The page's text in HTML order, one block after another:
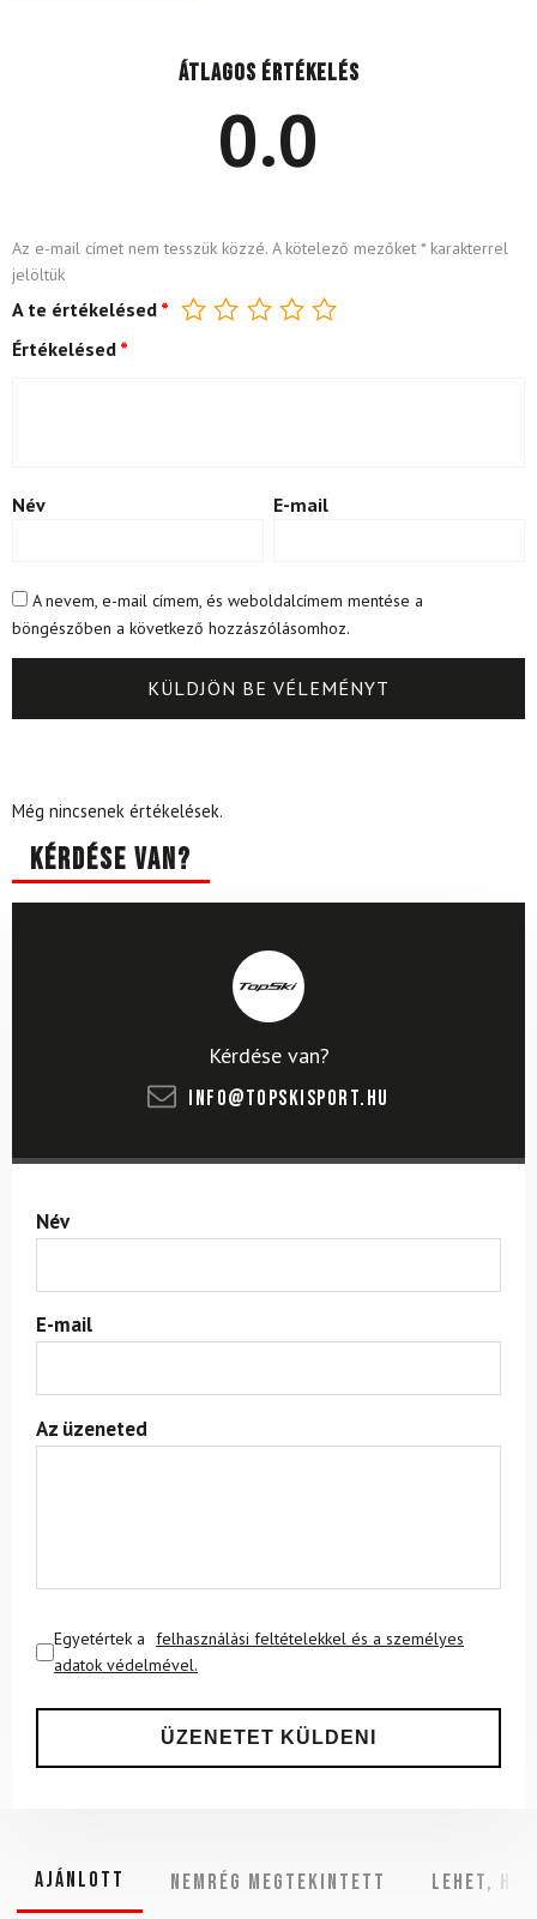
Átlagos értékelés
0.0
Az e-mail címet nem tesszük közzé. A kötelező mezőket *karakterrel
jelöltük
A te értékelésed *
Értékelésed *
Név E-mail
A nevem, e-mail címem, és weboldalcímem mentése a
böngészőben a következő hozzászólásomhoz.
Még nincsenek értékelések.
Kérdése van?
Kérdése van?
info@topskisport.hu
Név
E-mail
Az üzeneted
Egyetértek a felhasználási feltételekkel és a személyes
adatok védelmével.
Ajánlott NEMRÉG MEGTEKINTETT Lehet,